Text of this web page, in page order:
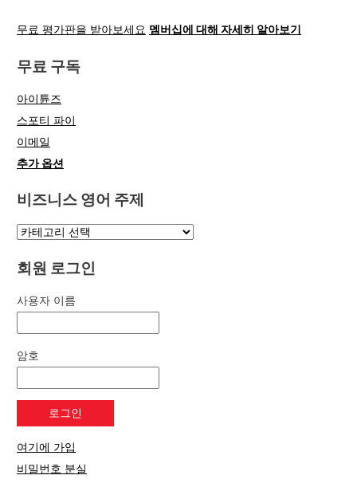
무료 평가판을 받아보세요 멤버십에 대해 자세히 알아보기
무료 구독
아이튠즈
스포티 파이
이메일
추가 옵션
비즈니스 영어 주제
회원 로그인
사용자 이름
암호
여기에 가입
비밀번호 분실